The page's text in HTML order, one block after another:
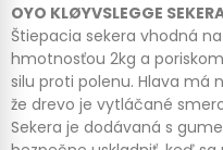
OYO KLØYVSLEGGE
Štiepacia sekera vhodná
hmotnosťou 2kg a
silu proti polenu. Hlava má
že drevo je vytláčané
Sekera je dodávaná s